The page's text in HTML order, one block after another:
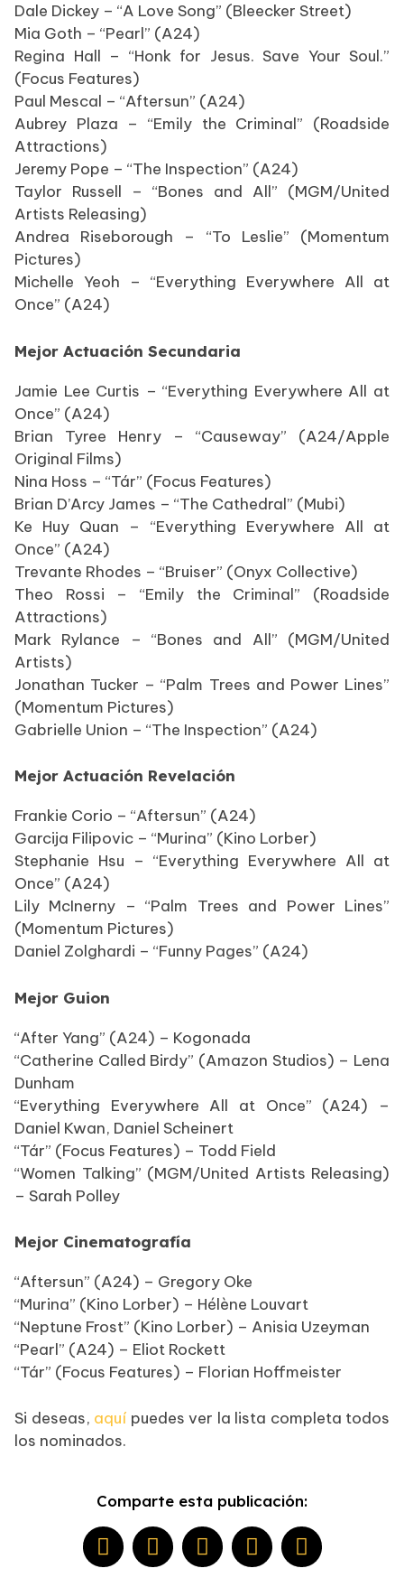
Dale Dickey – “A Love Song” (Bleecker Street)
Mia Goth – “Pearl” (A24)
Regina Hall – “Honk for Jesus. Save Your Soul.”
(Focus Features)
Paul Mescal – “Aftersun” (A24)
Aubrey Plaza – “Emily the Criminal” (Roadside
Attractions)
Jeremy Pope – “The Inspection” (A24)
Taylor Russell – “Bones and All” (MGM/United
Artists Releasing)
Andrea Riseborough – “To Leslie” (Momentum
Pictures)
Michelle Yeoh – “Everything Everywhere All at
Once” (A24)
Mejor Actuación Secundaria
Jamie Lee Curtis – “Everything Everywhere All at
Once” (A24)
Brian Tyree Henry – “Causeway” (A24/Apple
Original Films)
Nina Hoss – “Tár” (Focus Features)
Brian D’Arcy James – “The Cathedral” (Mubi)
Ke Huy Quan – “Everything Everywhere All at
Once” (A24)
Trevante Rhodes – “Bruiser” (Onyx Collective)
Theo Rossi – “Emily the Criminal” (Roadside
Attractions)
Mark Rylance – “Bones and All” (MGM/United
Artists)
Jonathan Tucker – “Palm Trees and Power Lines”
(Momentum Pictures)
Gabrielle Union – “The Inspection” (A24)
Mejor Actuación Revelación
Frankie Corio – “Aftersun” (A24)
Garcija Filipovic – “Murina” (Kino Lorber)
Stephanie Hsu – “Everything Everywhere All at
Once” (A24)
Lily McInerny – “Palm Trees and Power Lines”
(Momentum Pictures)
Daniel Zolghardi – “Funny Pages” (A24)
Mejor Guion
“After Yang” (A24) – Kogonada
“Catherine Called Birdy” (Amazon Studios) – Lena
Dunham
“Everything Everywhere All at Once” (A24) –
Daniel Kwan, Daniel Scheinert
“Tár” (Focus Features) – Todd Field
“Women Talking” (MGM/United Artists Releasing)
– Sarah Polley
Mejor Cinematografía
“Aftersun” (A24) – Gregory Oke
“Murina” (Kino Lorber) – Hélène Louvart
“Neptune Frost” (Kino Lorber) – Anisia Uzeyman
“Pearl” (A24) – Eliot Rockett
“Tár” (Focus Features) – Florian Hoffmeister
Si deseas, aquí puedes ver la lista completa todos
los nominados.
Comparte esta publicación: